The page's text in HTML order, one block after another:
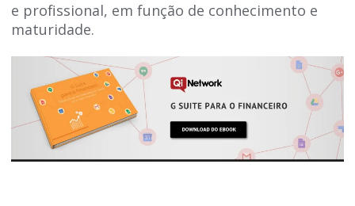
e profissional, em função de conhecimento e
maturidade.